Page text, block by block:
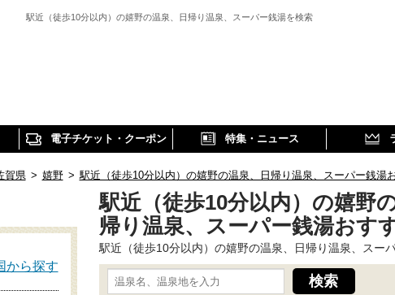
駅近（徒歩10分以内）の嬉野の温泉、日帰り温泉、スーパー銭湯を検索
電子チケット・クーポン 特集・ニュース
賀県 > 嬉野 > 駅近（徒歩10分以内）の嬉野の温泉、日帰り温泉、スーパー銭湯
駅近（徒歩10分以内）の嬉野
帰り温泉、スーパー銭湯おす
駅近（徒歩10分以内）の嬉野の温泉、日帰り温泉、スー
から探す